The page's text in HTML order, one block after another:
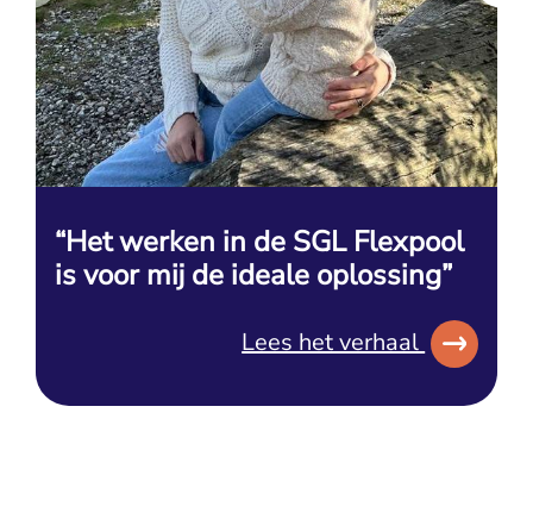
“Het werken in de SGL Flexpool
is voor mij de ideale oplossing”
Lees het verhaal